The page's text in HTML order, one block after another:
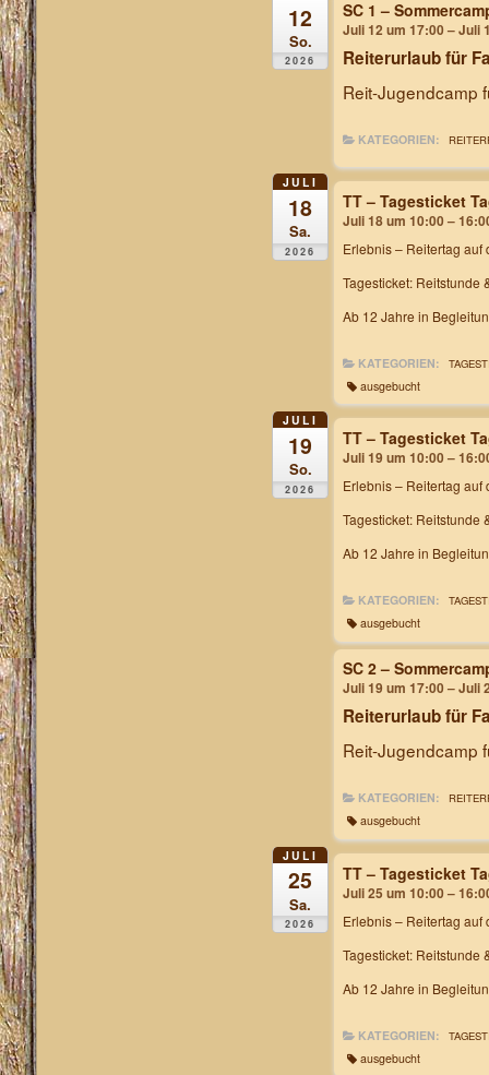
12
So.
2026
SC 1 –
Juli 12 um 17:00 – Juli
Reiterurlaub für
Reit-Jugendcamp
KATEGORIEN:
JULI
18
Sa.
2026
TT – Tagesticket
Juli 18 um 10:00 –
Erlebnis – Reitertag auf
Tagesticket: Reitstunde
Ab 12 Jahre in
KATEGORIEN:
ausgebucht
JULI
19
So.
2026
TT – Tagesticket
Juli 19 um 10:00 –
Erlebnis – Reitertag auf
Tagesticket: Reitstunde
Ab 12 Jahre in
KATEGORIEN:
ausgebucht
SC 2 –
Juli 19 um 17:00 – Juli
Reiterurlaub für
Reit-Jugendcamp
KATEGORIEN:
ausgebucht
JULI
25
Sa.
2026
TT – Tagesticket
Juli 25 um 10:00 –
Erlebnis – Reitertag auf
Tagesticket: Reitstunde
Ab 12 Jahre in
KATEGORIEN:
ausgebucht